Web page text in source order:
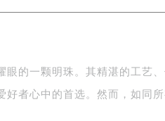
的一颗明珠。其精湛的工艺
好者心中的首选。然而，如同